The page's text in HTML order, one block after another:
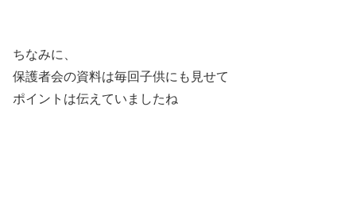
ちなみに、
保護者会の資料は毎回子供にも見せて
ポイントは伝えていましたね